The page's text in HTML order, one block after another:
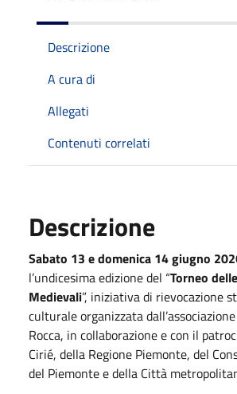
Descrizione
A cura di
Allegati
Contenuti correlati
Descrizione
Sabato 13 e domenica 14 giugno
l’undicesima edizione del “Torneo
Medievali”, iniziativa di rievocazione
culturale organizzata
Rocca, in collaborazione e con il
Cirié, della Regione Piemonte, del
del Piemonte e della Città